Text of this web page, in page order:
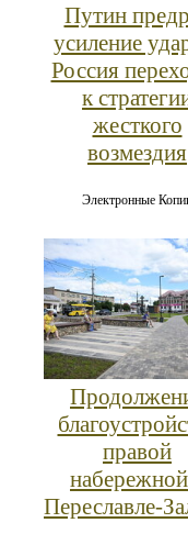
Путин
усиление
Россия
к
жесткого
возмездия
Электронные
правой